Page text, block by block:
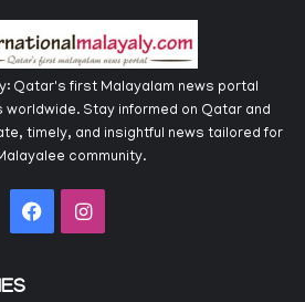
Qatar's first Malayalam news portal
Stay informed on Qatar and
timely, and insightful news tailored for
community.
FacebookInstagram